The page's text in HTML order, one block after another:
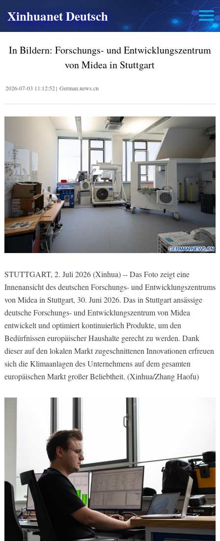
Xinhuanet Deutsch
In Bildern: Forschungs- und Entwicklungszentrum
von Midea in Stuttgart
2026-07-03 11:12:52| German.news.cn
STUTTGART, 2. Juli 2026 (Xinhua) -- Das Foto zeigt eine
Innenansicht des deutschen Forschungs- und Entwicklungszentrums
von Midea in Stuttgart, 30. Juni 2026. Das in Stuttgart ansässige
deutsche Forschungs- und Entwicklungszentrum von Midea
entwickelt und optimiert kontinuierlich Produkte, um den
Bedürfnissen europäischer Haushalte gerecht zu werden. Dank
dieser auf den lokalen Markt zugeschnittenen Innovationen erfreuen
sich die Klimaanlagen des Unternehmens auf dem gesamten
europäischen Markt großer Beliebtheit. (Xinhua/Zhang Haofu)